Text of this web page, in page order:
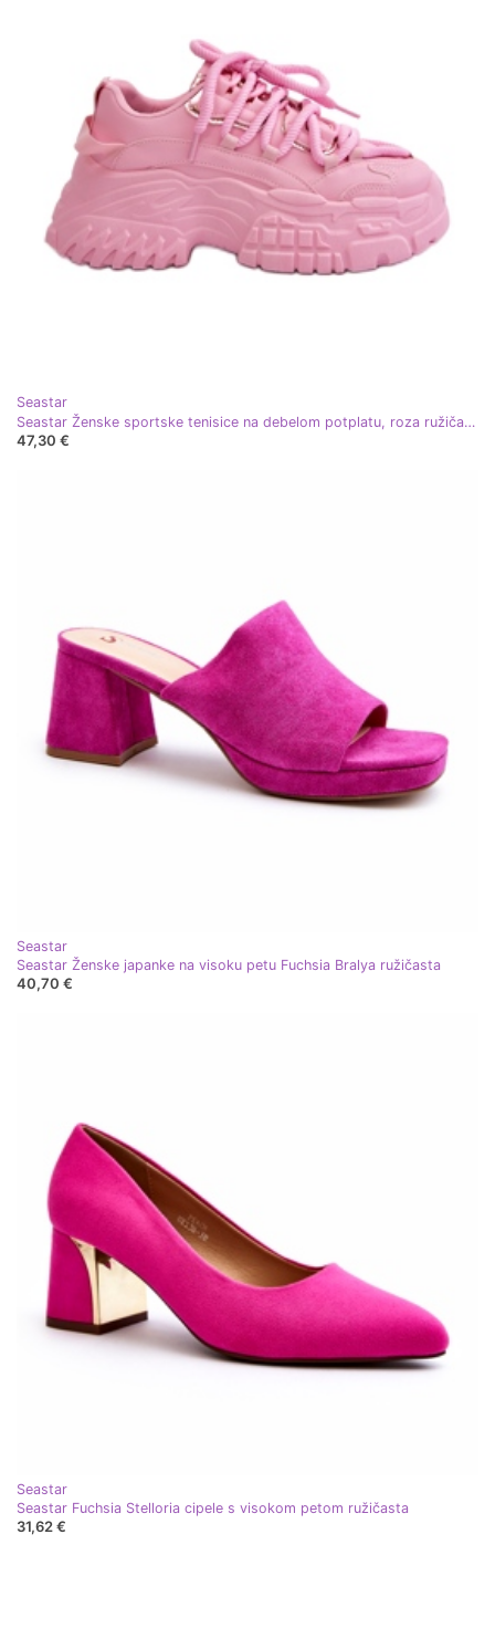
Seastar
Seastar Ženske sportske tenisice na debelom potplatu, roza ružičasta
47,30 €
Seastar
Seastar Ženske japanke na visoku petu Fuchsia Bralya ružičasta
40,70 €
Seastar
Seastar Fuchsia Stelloria cipele s visokom petom ružičasta
31,62 €